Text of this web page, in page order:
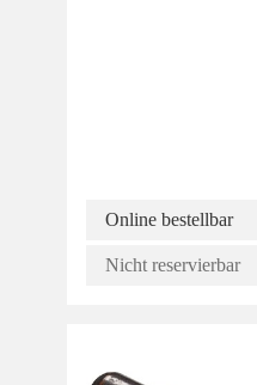
Online bestellbar
Nicht reservierbar